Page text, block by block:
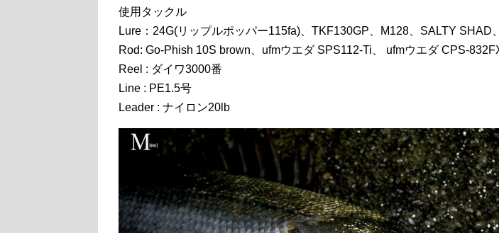
使用タックル
Lure：24G(リップルポッパー115fa)、TKF130GP、M128、SALTY SHAD
Rod: Go-Phish 10S brown、ufmウエダ SPS112-Ti、 ufmウエダ CPS-
Reel : ダイワ3000番
Line : PE1.5号
Leader : ナイロン20lb